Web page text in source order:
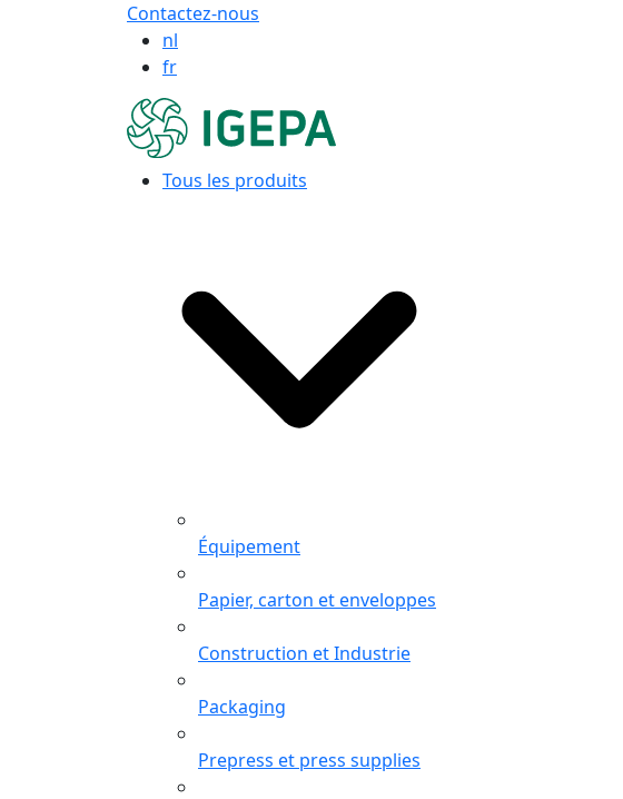
Contactez-nous
nl
fr
Tous les produits
Équipement
Papier, carton et enveloppes
Construction et Industrie
Packaging
Prepress et press supplies